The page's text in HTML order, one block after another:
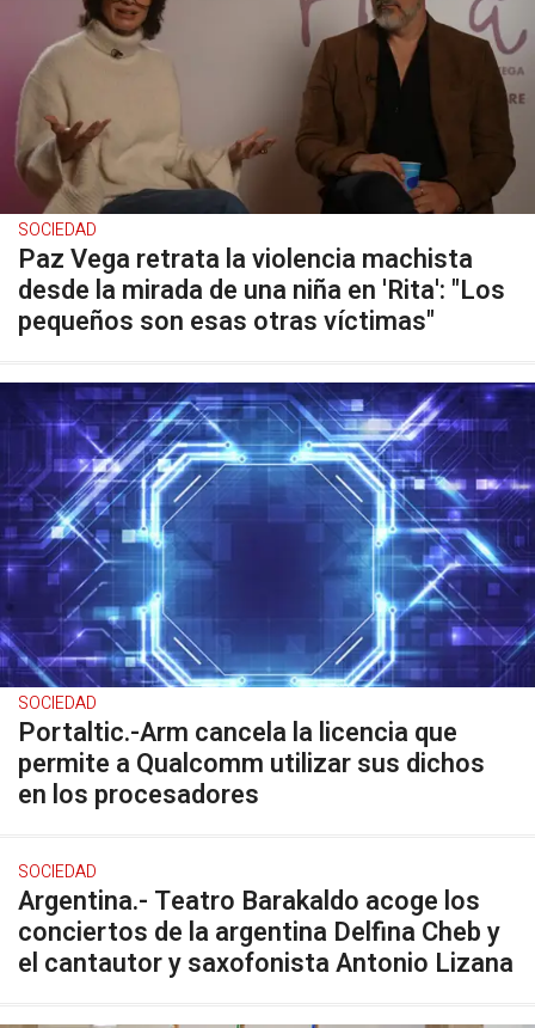
SOCIEDAD
Paz Vega retrata la violencia machista
desde la mirada de una niña en 'Rita': "Los
pequeños son esas otras víctimas"
SOCIEDAD
Portaltic.-Arm cancela la licencia que
permite a Qualcomm utilizar sus dichos
en los procesadores
SOCIEDAD
Argentina.- Teatro Barakaldo acoge los
conciertos de la argentina Delfina Cheb y
el cantautor y saxofonista Antonio Lizana